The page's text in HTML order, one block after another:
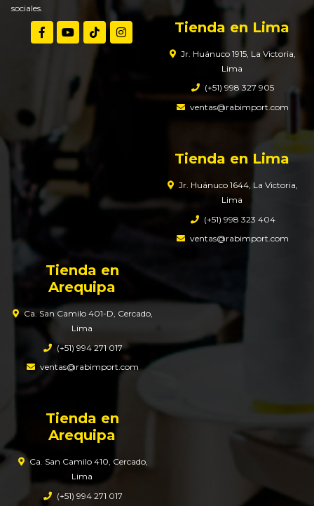
sociales.
Tienda en Lima
Jr. Huánuco 1915, La Victoria,
Lima
(+51) 998 327 905
ventas@rabimport.com
Tienda en Lima
Jr. Huánuco 1644, La Victoria,
Lima
(+51) 998 323 404
ventas@rabimport.com
Tienda en
Arequipa
Ca. San Camilo 401-D, Cercado,
Lima
(+51) 994 271 017
ventas@rabimport.com
Tienda en
Arequipa
Ca. San Camilo 410, Cercado,
Lima
(+51) 994 271 017